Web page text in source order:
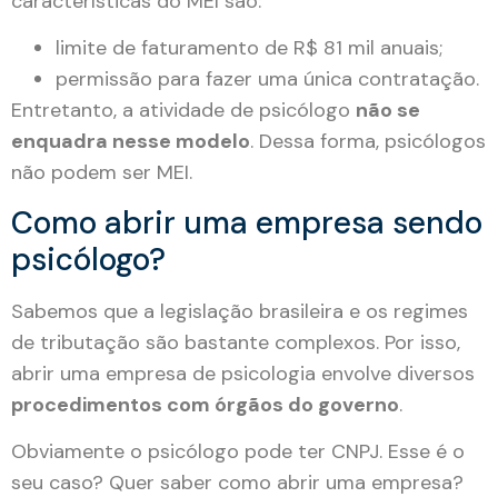
limite de faturamento de R$ 81 mil anuais;
permissão para fazer uma única contratação.
Entretanto, a atividade de psicólogo não se
enquadra nesse modelo. Dessa forma, psicólogos
não podem ser MEI.
Como abrir uma empresa sendo
psicólogo?
Sabemos que a legislação brasileira e os regimes
de tributação são bastante complexos. Por isso,
abrir uma empresa de psicologia envolve diversos
procedimentos com órgãos do governo.
Obviamente o psicólogo pode ter CNPJ. Esse é o
seu caso? Quer saber como abrir uma empresa?